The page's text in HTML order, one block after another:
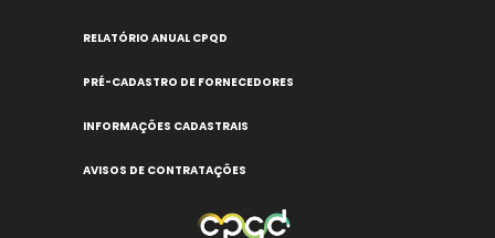
RELATÓRIO ANUAL CPQD
PRÉ-CADASTRO DE FORNECEDORES
INFORMAÇÕES CADASTRAIS
AVISOS DE CONTRATAÇÕES